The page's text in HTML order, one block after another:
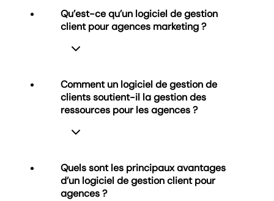
Qu’est-ce qu’un logiciel de gestion
client pour agences marketing ?
Un logiciel de gestion client pour
agences marketing aide à organiser
les données clients, suivre les délais
regroupe gestion de comptes, suivi de
projets et reporting sur une seule
plateforme—permettant aux agences
Comment un logiciel de gestion de
clients soutient-il la gestion des
ressources pour les agences ?
AgencyAnalytics aide à la gestion des
Quels sont les principaux avantages
d’un logiciel de gestion client pour
agences ?